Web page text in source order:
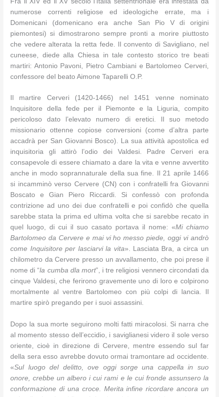
numerose correnti religiose ed ideologiche errate, ma i
Domenicani (domenicano era anche San Pio V di origini
piemontesi) si dimostrarono sempre pronti a morire piuttosto
che vedere alterata la retta fede. Il convento di Savigliano, nel
cuneese, diede alla Chiesa in tale contesto storico tre beati
martiri: Antonio Pavoni, Pietro Cambiani e Bartolomeo Cerveri,
confessore del beato Aimone Taparelli O.P.
Il martire Cerveri (1420-1466) nel 1451 venne nominato
Inquisitore della fede per il Piemonte e la Liguria, compito
pericoloso dato l’elevato numero di eretici. Il suo metodo
missionario ottenne copiose conversioni (come d’altra parte
accadrà per San Giovanni Bosco). La sua attività apostolica ed
inquisitoria gli attirò l’odio dei Valdesi. Padre Cerveri era
consapevole di essere chiamato a dare la vita e venne avvertito
anche in modo soprannaturale della sua fine. Il 21 aprile 1466
si incamminò verso Cervere (CN) con i confratelli fra Giovanni
Boscato e Gian Piero Riccardi. Si confessò con profonda
contrizione ad uno dei due confratelli e poi confidò che quella
sarebbe stata la prima ed ultima volta che si sarebbe recato in
quel luogo, di cui il suo casato portava il nome: «Mi chiamo
Bartolomeo da Cervere e mai vi ho messo piede, oggi vi andrò
come Inquisitore per lasciarvi la vita». Lasciata Bra, a circa un
chilometro da Cervere presso un avvallamento, che poi prese il
nome di “la cumba dla mort”, i tre religiosi vennero circondati da
cinque Valdesi, che ferirono gravemente uno di loro e colpirono
mortalmente al ventre Bartolomeo con più colpi di lancia. Il
martire spirò pregando per i suoi assassini.
Dopo la sua morte seguirono molti fatti miracolosi. Si narra che
al momento stesso dell’eccidio, i saviglianesi videro il sole verso
oriente, cioè in direzione di Cervere, mentre essendo sul far
della sera esso avrebbe dovuto ormai tramontare ad occidente.
«Sul luogo del delitto, ove oggi sorge una cappella in suo
onore, crebbe un albero i cui rami e le cui fronde assunsero la
conformazione di una croce. Merita infine ricordare ancora un